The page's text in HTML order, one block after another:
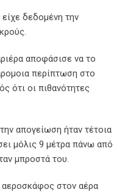
δεδομένη την
αποφάσισε να το
περίπτωση στο
ότι οι πιθανότητες
απογείωση ήταν τέτοια
μόλις 9 μέτρα πάνω από
μπροστά του.
αεροσκάφος στον αέρα